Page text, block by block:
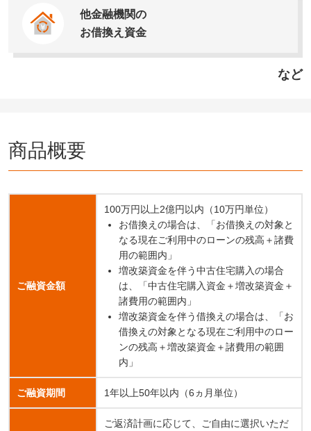
他金融機関の
お借換え資金
など
商品概要
ご融資金額
100万円以上2億円以内（10万円単位）
お借換えの場合は、「お借換えの対象と
なる現在ご利用中のローンの残高＋諸費
用の範囲内」
増改築資金を伴う中古住宅購入の場合
は、「中古住宅購入資金＋増改築資金＋
諸費用の範囲内」
増改築資金を伴う借換えの場合は、「お
借換えの対象となる現在ご利用中のロー
ンの残高＋増改築資金＋諸費用の範囲
内」
ご融資期間 1年以上50年以内（6ヵ月単位）
ご返済計画に応じて、ご自由に選択いただ